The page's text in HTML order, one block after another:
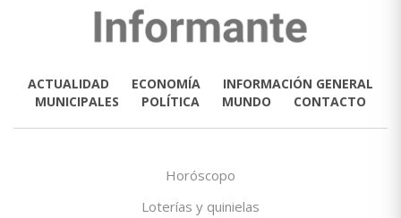
ACTUALIDAD ECONOMÍA
INFORMACIÓN GENERAL
MUNICIPALES
POLÍTICA MUNDO CONTACTO
Horóscopo
Loterías y quinielas